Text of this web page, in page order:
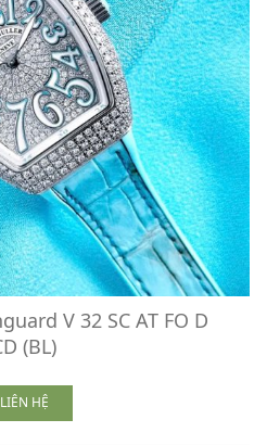
V 32 SC AT FO D
(BL)
LIÊN HỆ